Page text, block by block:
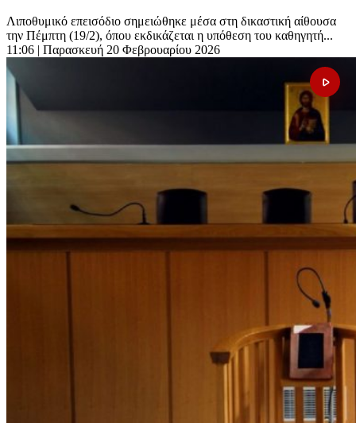
Λιποθυμικό επεισόδιο σημειώθηκε μέσα στη δικαστική αίθουσα
την Πέμπτη (19/2), όπου εκδικάζεται η υπόθεση του καθηγητή...
11:06 | Παρασκευή 20 Φεβρουαρίου 2026